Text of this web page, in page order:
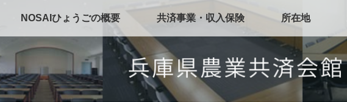
NOSAIひょうごの概要 共済事業・収入保険 所在地